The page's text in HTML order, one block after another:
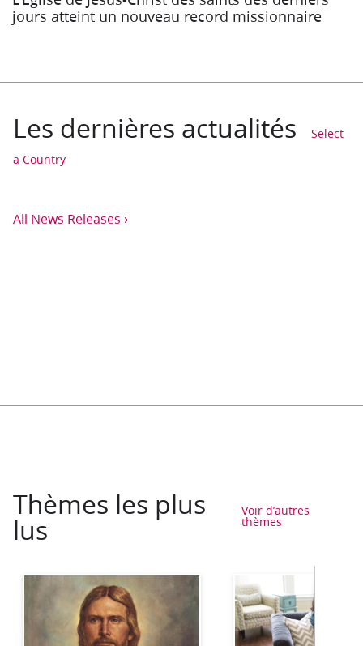
jours atteint un nouveau record missionnaire
Les dernières actualités
Select
a Country
All News Releases ›
Thèmes les plus
lus
Voir d’autres
thèmes